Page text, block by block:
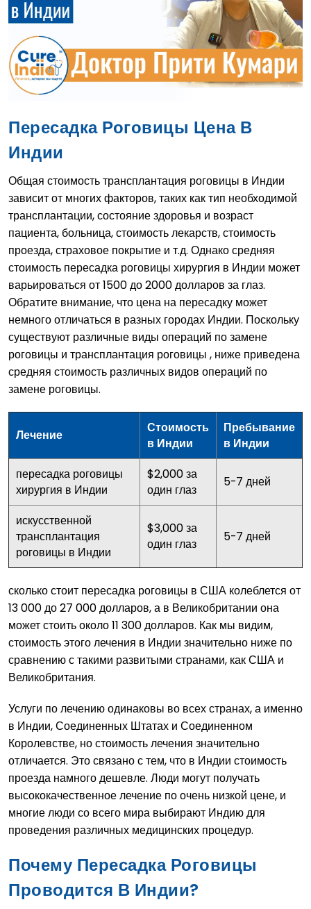
Пересадка Роговицы Цена В
Индии
Общая стоимость трансплантация роговицы в Индии
зависит от многих факторов, таких как тип необходимой
трансплантации, состояние здоровья и возраст
пациента, больница, стоимость лекарств, стоимость
проезда, страховое покрытие и т.д. Однако средняя
стоимость пересадка роговицы хирургия в Индии может
варьироваться от 1500 до 2000 долларов за глаз.
Обратите внимание, что цена на пересадку может
немного отличаться в разных городах Индии. Поскольку
существуют различные виды операций по замене
роговицы и трансплантация роговицы , ниже приведена
средняя стоимость различных видов операций по
замене роговицы.
Лечение
Стоимость
в Индии
Пребывание
в Индии
пересадка роговицы
хирургия в Индии
$2,000 за
один глаз
5-7 дней
искусственной
трансплантация
роговицы в Индии
$3,000 за
один глаз
5-7 дней
сколько стоит пересадка роговицы в США колеблется от
13 000 до 27 000 долларов, а в Великобритании она
может стоить около 11 300 долларов. Как мы видим,
стоимость этого лечения в Индии значительно ниже по
сравнению с такими развитыми странами, как США и
Великобритания.
Услуги по лечению одинаковы во всех странах, а именно
в Индии, Соединенных Штатах и Соединенном
Королевстве, но стоимость лечения значительно
отличается. Это связано с тем, что в Индии стоимость
проезда намного дешевле. Люди могут получать
высококачественное лечение по очень низкой цене, и
многие люди со всего мира выбирают Индию для
проведения различных медицинских процедур.
Почему Пересадка Роговицы
Проводится В Индии?